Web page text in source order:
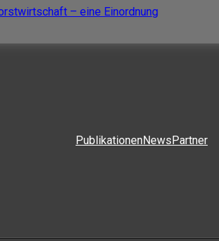
– eine Einordnung
PublikationenNews Partner